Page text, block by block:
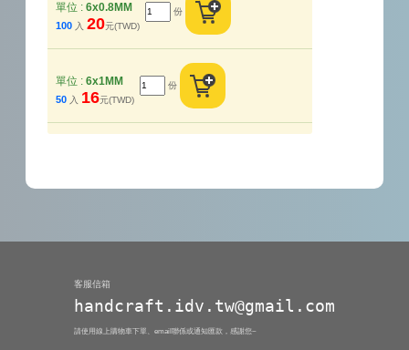
單位 : 6x0.8MM
100入 20元(TWD)
份
單位 : 6x1MM
50入 16元(TWD)
份
客服信箱
handcraft.idv.tw@gmail.com
請使用線上購物車下單、email聯係或通知匯款，感謝您~